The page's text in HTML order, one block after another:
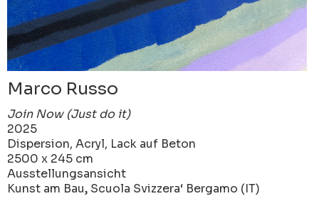
Marco Russo
Join Now (Just do it)
2025
Dispersion, Acryl, Lack auf Beton
2500 x 245 cm
Ausstellungsansicht
Kunst am Bau‚ Scuola Svizzera‘ Bergamo (IT)